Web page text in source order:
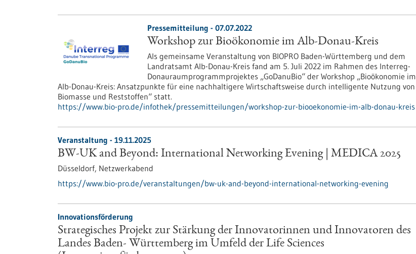
Pressemitteilung - 07.07.2022
Workshop zur Bioökonomie im Alb-Donau-Kreis
Als gemeinsame Veranstaltung von BIOPRO Baden-Württemberg und dem
Landratsamt Alb-Donau-Kreis fand am 5. Juli 2022 im Rahmen des Interreg-
Donauraumprogrammprojektes „GoDanuBio“ der Workshop „Bioökonomie im
Alb-Donau-Kreis: Ansatzpunkte für eine nachhaltigere Wirtschaftsweise durch intelligente Nutzung von
Biomasse und Reststoffen“ statt.
https://www.bio-pro.de/infothek/pressemitteilungen/workshop-zur-biooekonomie-im-alb-donau-kreis
Veranstaltung - 19.11.2025
BW-UK and Beyond: International Networking Evening | MEDICA 2025
Düsseldorf, Netzwerkabend
https://www.bio-pro.de/veranstaltungen/bw-uk-and-beyond-international-networking-evening
Innovationsförderung
Strategisches Projekt zur Stärkung der Innovatorinnen und Innovatoren des
Landes Baden- Württemberg im Umfeld der Life Sciences